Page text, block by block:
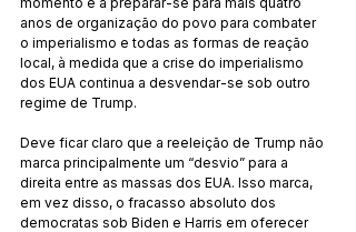
anos de organização do povo para combater
o imperialismo e todas as formas de reação
local, à medida que a crise do imperialismo
dos EUA continua a desvendar-se sob outro
regime de Trump.
Deve ficar claro que a reeleição de Trump não
marca principalmente um “desvio” para a
direita entre as massas dos EUA. Isso marca,
em vez disso, o fracasso absoluto dos
democratas sob Biden e Harris em oferecer